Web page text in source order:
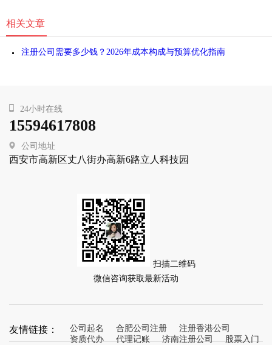
相关文章
注册公司需要多少钱？2026年成本构成与预算优化指南
24小时在线
15594617808
公司地址
西安市高新区丈八街办高新6路立人科技园
扫描二维码
微信咨询获取最新活动
友情链接： 公司起名 合肥公司注册
注册香港公司
资质代办
代理记账 济南注册公司 股票入门